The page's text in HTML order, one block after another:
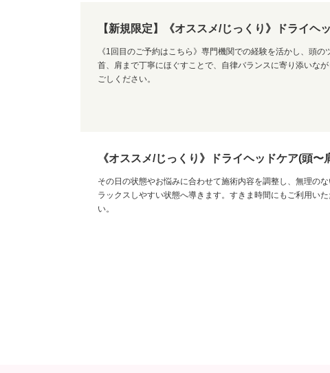
【新規限定】《オススメ/じっくり》ドライヘ
《1回目のご予約はこちら》専門機関での経験を活かし、頭
首、肩まで丁寧にほぐすことで、自律バランスに寄り添いな
ごしください。
《オススメ/じっくり》ドライヘッドケア(頭〜
その日の状態やお悩みに合わせて施術内容を調整し、無理の
ラックスしやすい状態へ導きます。すきま時間にもご利用い
い。